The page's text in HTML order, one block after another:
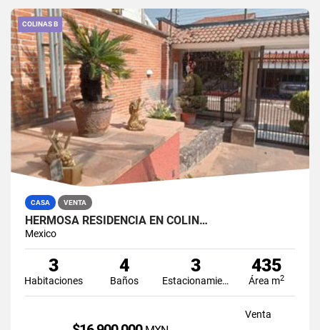
COLINAS B
CASA VENTA
HERMOSA RESIDENCIA EN COLIN…
Mexico
3
Habitaciones
4
Baños
3
Estacionamiento
435
Área m2
Venta